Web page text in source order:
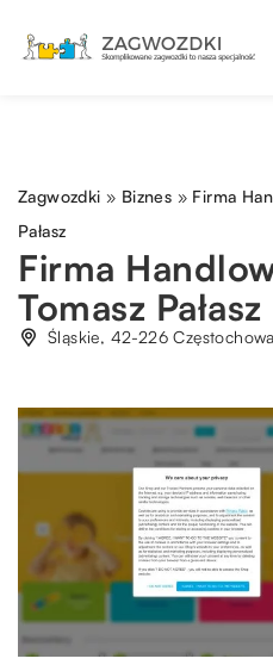
Zagwozdki » Biznes » Firma
Pałasz
Firma
Tomasz Pałasz
Śląskie, 42-226